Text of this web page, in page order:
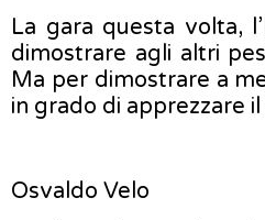
La gara questa volta,
dimostrare agli altri
Ma per dimostrare a
in grado di apprezzare
Osvaldo Velo